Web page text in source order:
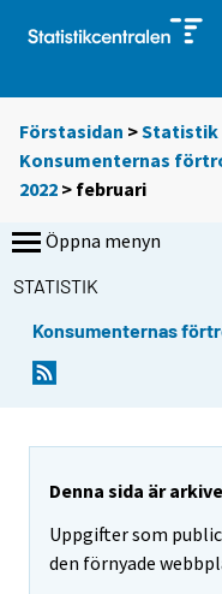
Förstasidan >Statistik
Konsumenternas
2022 > februari
Öppna menyn
STATISTIK
Konsumenternas
Denna sida är
Uppgifter som
den förnyade